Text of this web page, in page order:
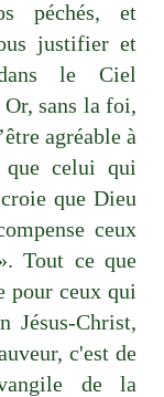
péchés, et
justifier et
le Ciel
sans la foi,
agréable à
celui qui
que Dieu
ceux
Tout ce que
pour ceux qui
Jésus-Christ,
c'est de
de la